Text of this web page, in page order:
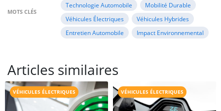
MOTS CLÉS
Technologie Automobile
Mobilité Durable
Véhicules Électriques
Véhicules Hybrides
Entretien Automobile
Impact Environnemental
Articles similaires
VÉHICULES ÉLECTRIQUES VÉHICULES ÉLECTRIQUES